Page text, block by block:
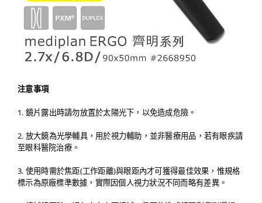
注意事項
1. 鏡片露出時請勿放置於太陽光下，以免造成危險。
2. 放大鏡為光學輔具，用於視力輔助，並非醫療用品，若有眼疾請
至眼科醫院治療。
3. 使用時需於焦距(工作距離)與眼距內才可獲得最佳效果，惟規格
標示為原廠標準數據，實際因個人視力狀況不同而略有差異。